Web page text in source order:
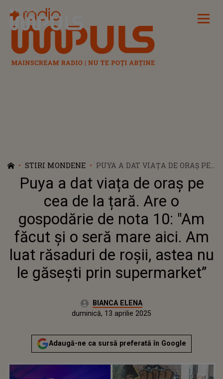
Radio Impuls
STIRI MONDENE
PUYA A DAT VIAȚA DE ORAȘ PE
CEA DE LA ȚARĂ. ARE O
GOSPODĂRIE DE NOTA 10: "AM
FĂCUT ȘI O SERĂ MARE AICI.
AM LUAT RĂSADURI DE ROȘII,
ASTEA NU LE GĂSEȘTI PRIN
Puya a dat viața de oraș pe
cea de la țară. Are o
gospodărie de nota 10: "Am
făcut și o seră mare aici. Am
luat răsaduri de roșii, astea nu
le găsești prin supermarket”
Autor:BIANCA ELENA
sâmbătă, 13 aprilie 2024Actualizat:
duminică, 13 aprilie 2025
Adaugă-ne ca sursă preferată în Google